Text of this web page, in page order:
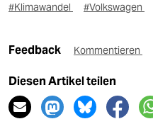
#Klimawandel #Volkswagen
Feedback Kommentieren
Diesen Artikel teilen